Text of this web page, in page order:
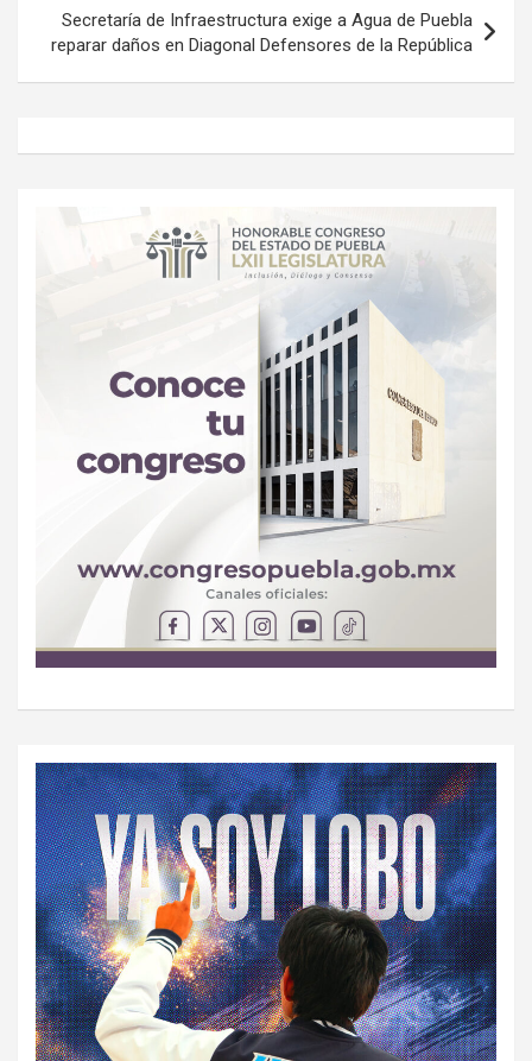
Secretaría de Infraestructura exige a Agua de Puebla
reparar daños en Diagonal Defensores de la República